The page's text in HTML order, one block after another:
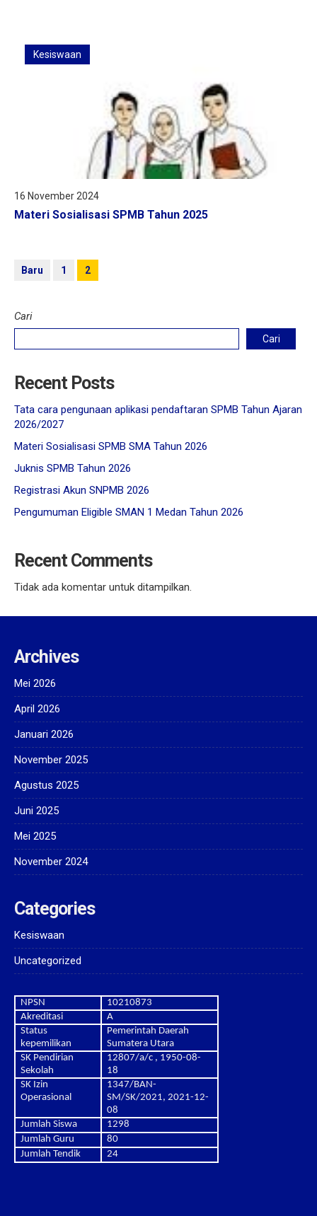
Kesiswaan
16 November 2024
Materi Sosialisasi SPMB Tahun 2025
Baru 1 2
Cari
Cari
Recent Posts
Tata cara pengunaan aplikasi pendaftaran SPMB Tahun Ajaran
2026/2027
Materi Sosialisasi SPMB SMA Tahun 2026
Juknis SPMB Tahun 2026
Registrasi Akun SNPMB 2026
Pengumuman Eligible SMAN 1 Medan Tahun 2026
Recent Comments
Tidak ada komentar untuk ditampilkan.
Archives
Mei 2026
April 2026
Januari 2026
November 2025
Agustus 2025
Juni 2025
Mei 2025
November 2024
Categories
Kesiswaan
Uncategorized
NPSN
10210873
Akreditasi
A
Status
kepemilikan
Pemerintah Daerah
Sumatera Utara
SK Pendirian
Sekolah
12807/a/c , 1950-08-
18
SK Izin
Operasional
1347/BAN-
SM/SK/2021, 2021-12-
08
Jumlah Siswa
1298
Jumlah Guru
80
Jumlah Tendik
24